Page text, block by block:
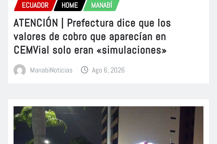
ECUADOR HOME MANABÍ
ATENCIÓN | Prefectura dice que los
valores de cobro que aparecían en
CEMVial solo eran «simulaciones»
ManabiNoticias Ago 6, 2026